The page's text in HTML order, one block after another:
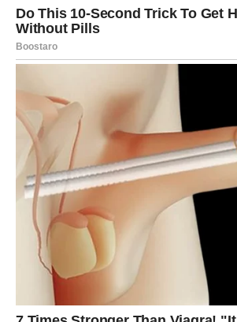
godinama
Poslednji dani jula biće posebno
Tada ćete doneti odluku koja može
života. Neko će odlučiti da pruži drugu
neko će promeniti posao, a neko će
prošlost iza sebe.
Bez obzira na to kojoj grupi pripadate,
jul 2026. godine postaće mesec koji